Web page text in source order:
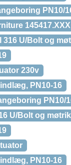
PN10/
145417.XXX
316 U/Bolt og
230v
PN10-16
PN10/
U/Bolt og
PN10-16